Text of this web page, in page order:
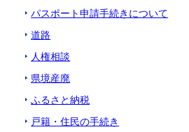
パスポート申請手続きについて
道路
人権相談
県境産廃
ふるさと納税
戸籍・住民の手続き